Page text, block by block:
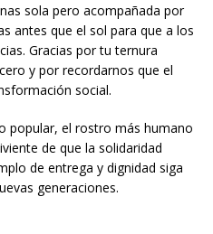
sola pero acompañada por
antes que el sol para que a los
Gracias por tu ternura
y por recordarnos que el
social.
popular, el rostro más humano
de que la solidaridad
de entrega y dignidad siga
generaciones.